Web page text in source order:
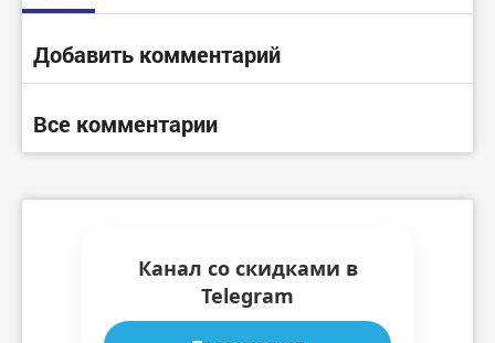
Добавить комментарий
Все комментарии
Канал со скидками в
Telegram